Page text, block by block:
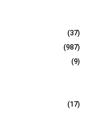
(37)
(987)
(9)
(17)